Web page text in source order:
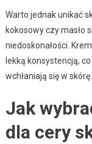
Warto jednak unikać
kokosowy czy masło
niedoskonałości.
lekką konsystencją,
wchłaniają się w skórę.
Jak
dla cery